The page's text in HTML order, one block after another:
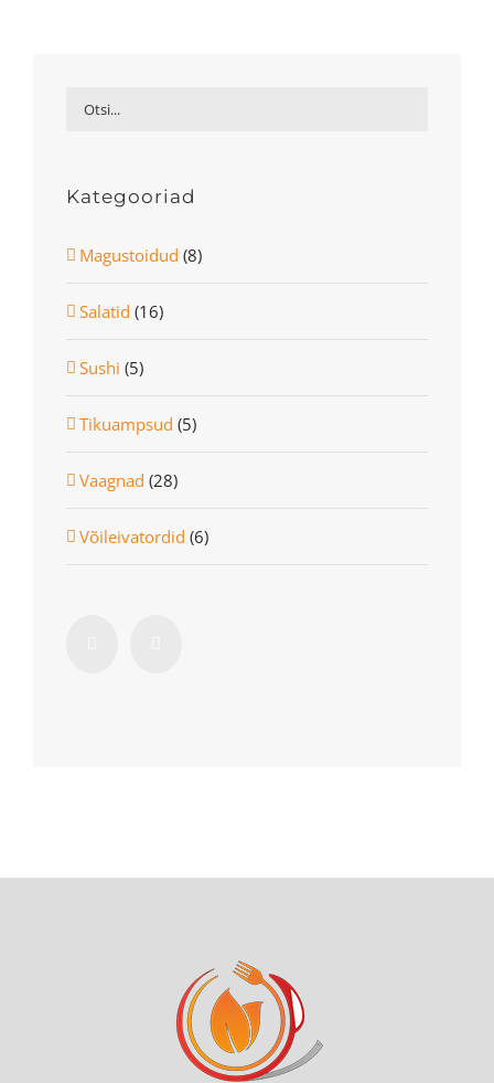
Kategooriad
Magustoidud (8)
Salatid (16)
Sushi (5)
Tikuampsud (5)
Vaagnad (28)
Võileivatordid (6)